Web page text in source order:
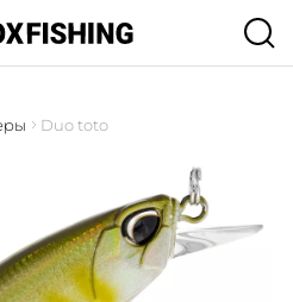
Duo toto